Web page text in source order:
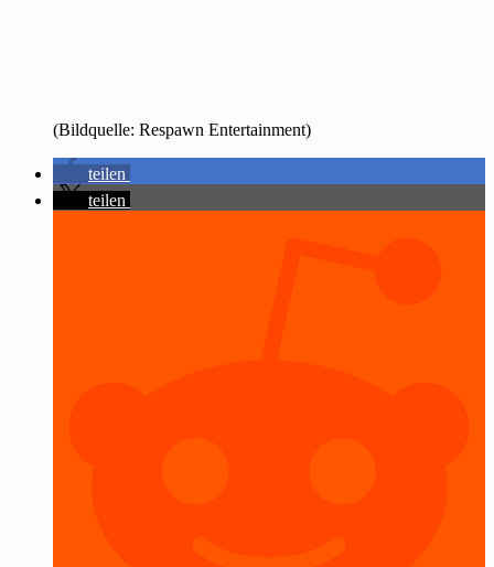
(Bildquelle: Respawn Entertainment)
teilen
teilen